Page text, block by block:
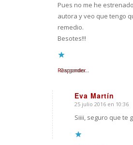
Pues no me he
autora y veo que tengo
remedio.
Besotes!!!
Cargando...
Responder
Eva Martín
Dice:
25 julio 2016 en 10:36
Siiii, seguro que te